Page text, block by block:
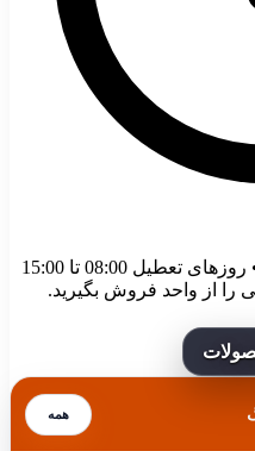
را از واحد فروش بگیرید.
همه